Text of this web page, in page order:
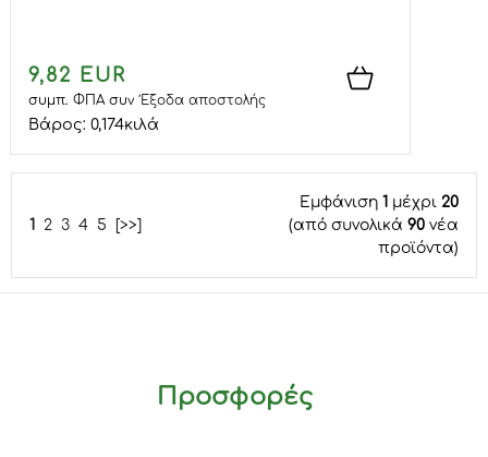
9,82 EUR
συμπ. ΦΠΑ συνΈξοδα αποστολής
Βάρος: 0,174κιλά
1 2 3 4 5 [>>]
Εμφάνιση 1 μέχρι 20
(από συνολικά 90 νέα
προϊόντα)
Προσφορές